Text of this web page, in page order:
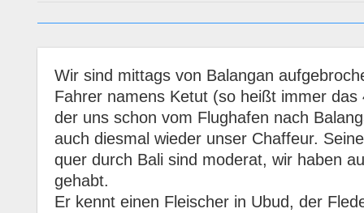
Wir sind mittags von Balangan
Fahrer namens Ketut (so heißt immer das
der uns schon vom Flughafen nach
auch diesmal wieder unser Chaffeur.
quer durch Bali sind moderat, wir haben
gehabt.
Er kennt einen Fleischer in Ubud, der